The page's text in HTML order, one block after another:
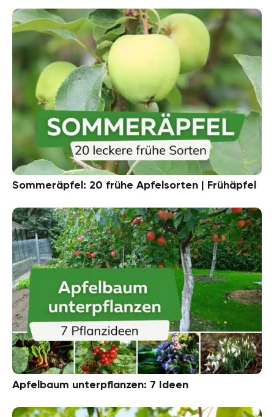
Sommeräpfel: 20 frühe Apfelsorten | Frühäpfel
Apfelbaum unterpflanzen: 7 Ideen